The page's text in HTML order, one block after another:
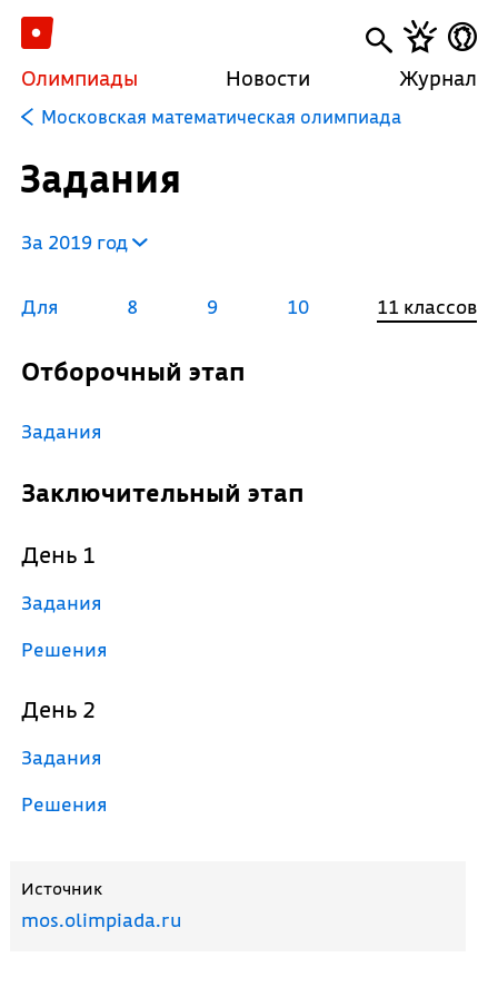
Олимпиады Новости Журнал
Московская математическая олимпиада
Задания
За 2019 год
Для 8 9 10 11 классов
Отборочный этап
Задания
Заключительный этап
День 1
Задания
Решения
День 2
Задания
Решения
Источник
mos.olimpiada.ru